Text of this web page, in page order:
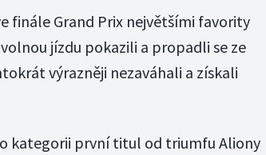
finále Grand Prix největšími favority
jízdu pokazili a propadli se ze
výrazněji nezaváhali a získali
kategorii první titul od triumfu Aliony